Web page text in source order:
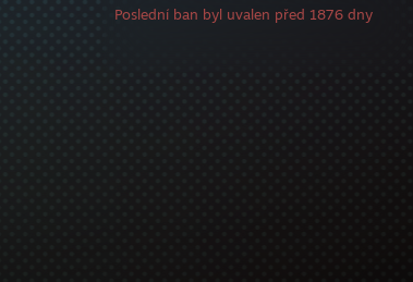
Poslední ban byl uvalen před 1876 dny